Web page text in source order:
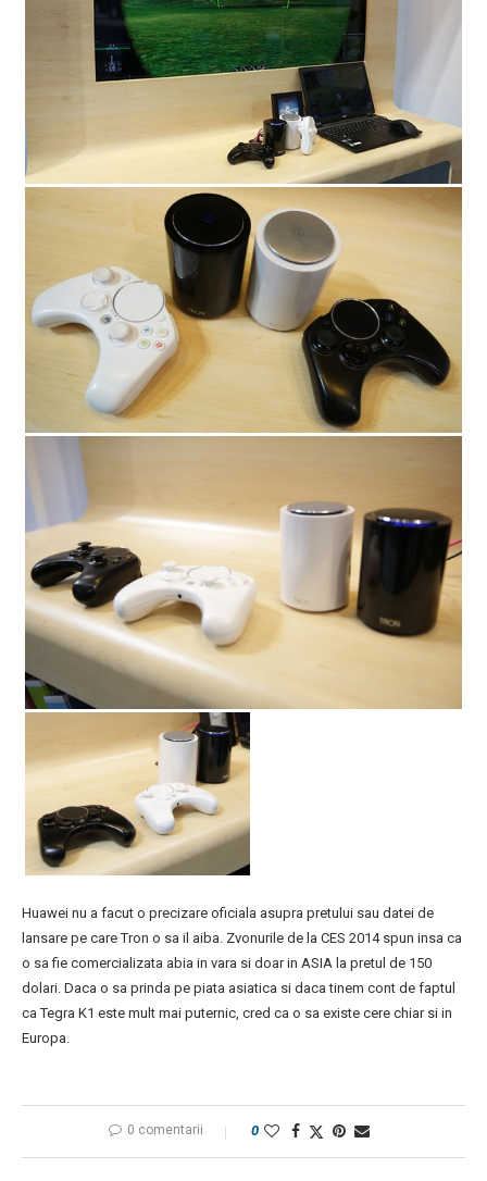
Huawei nu a facut o precizare oficiala asupra pretului sau datei de
lansare pe care Tron o sa il aiba. Zvonurile de la CES 2014 spun insa ca
o sa fie comercializata abia in vara si doar in ASIA la pretul de 150
dolari. Daca o sa prinda pe piata asiatica si daca tinem cont de faptul
ca Tegra K1 este mult mai puternic, cred ca o sa existe cere chiar si in
Europa.
0 comentarii 0